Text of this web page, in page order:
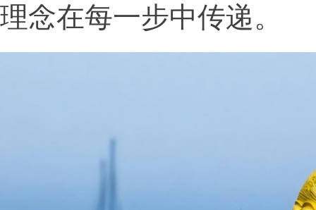
理念在每一步中传递。